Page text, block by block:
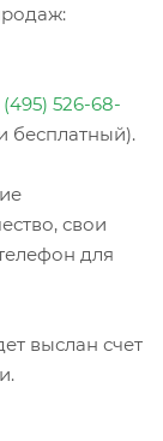
(495) 526-68-
бесплатный).
свои
для
выслан счет